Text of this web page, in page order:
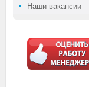
Наши вакансии